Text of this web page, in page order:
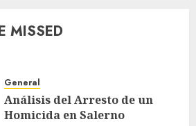
MISSED
General
Análisis del Arresto de un
Homicida en Salerno